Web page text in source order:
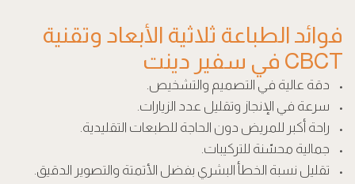
فوائد الطباعة ثلاثية الأبعاد وتقنية
CBCT في سفير دينت
• دقة عالية في التصميم والتشخيص.
• سرعة في الإنجاز وتقليل عدد الزيارات.
• راحة أكبر للمريض دون الحاجة للطبعات التقليدية.
• جمالية محسّنة للتركيبات.
• تقليل نسبة الخطأ البشري بفضل الأتمتة والتصوير الدقيق.